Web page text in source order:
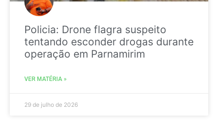
Policia: Drone flagra suspeito
tentando esconder drogas durante
operação em Parnamirim
VER MATÉRIA »
29 de julho de 2026